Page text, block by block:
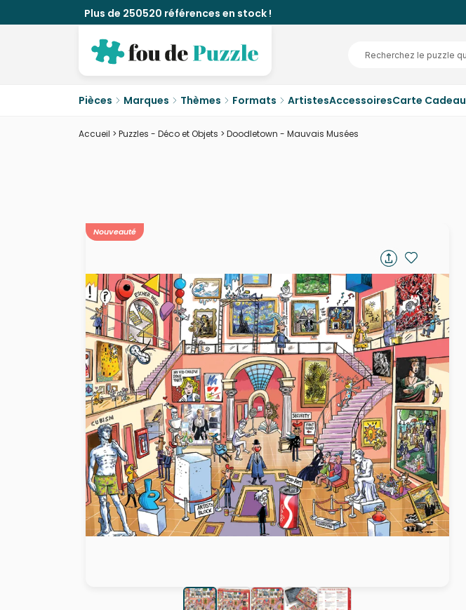
Plus de 250520 références en stock !
Pièces Marques Thèmes Formats ArtistesAccessoiresCarte Cadeau
Accueil > Puzzles - Déco et Objets > Doodletown - Mauvais Musées
Nouveauté